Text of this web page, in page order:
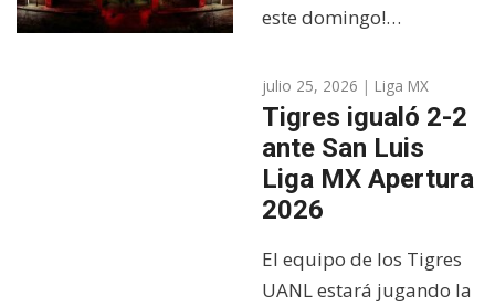
este domingo!…
Tigres igualó 2-2
ante San Luis
Liga MX Apertura
2026
julio 25, 2026 | Liga MX
El equipo de los Tigres
UANL estará jugando la